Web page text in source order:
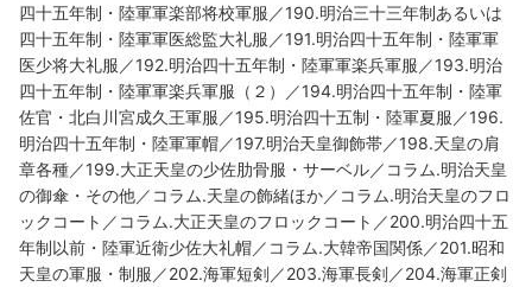
四十五年制・陸軍軍楽部将校軍服／190.明治三十三年制あるいは
四十五年制・陸軍軍医総監大礼服／191.明治四十五年制・陸軍軍
医少将大礼服／192.明治四十五年制・陸軍軍楽兵軍服／193.明治
四十五年制・陸軍軍楽兵軍服（２）／194.明治四十五年制・陸軍
佐官・北白川宮成久王軍服／195.明治四十五制・陸軍夏服／196.
明治四十五年制・陸軍軍帽／197.明治天皇御飾帯／198.天皇の肩
章各種／199.大正天皇の少佐肋骨服・サーベル／コラム.明治天皇
の御傘・その他／コラム.天皇の飾緒ほか／コラム.明治天皇のフロ
ックコート／コラム.大正天皇のフロックコート／200.明治四十五
年制以前・陸軍近衛少佐大礼帽／コラム.大韓帝国関係／201.昭和
天皇の軍服・制服／202.海軍短剣／203.海軍長剣／204.海軍正剣